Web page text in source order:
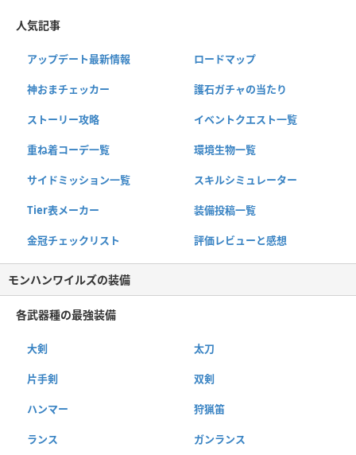
人気記事
アップデート最新情報 ロードマップ
神おまチェッカー 護石ガチャの当たり
ストーリー攻略 イベントクエスト一覧
重ね着コーデ一覧 環境生物一覧
サイドミッション一覧 スキルシミュレーター
Tier表メーカー 装備投稿一覧
金冠チェックリスト 評価レビューと感想
モンハンワイルズの装備
各武器種の最強装備
大剣 太刀
片手剣 双剣
ハンマー 狩猟笛
ランス ガンランス